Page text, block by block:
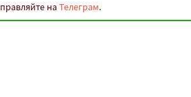
на Телеграм.